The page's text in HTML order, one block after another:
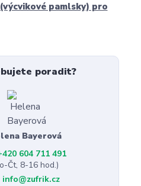
pamlsky) pro
poradit?
Bayerová
604 711 491
Čt, 8-16 hod.)
info@zufrik.cz